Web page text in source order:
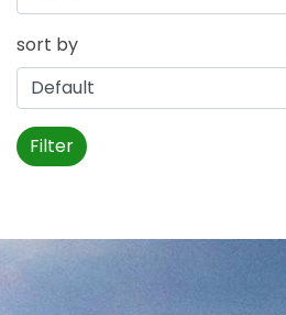
sort by
Filter